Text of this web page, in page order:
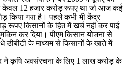
केवल 12 हजार करोड़ रूपए था जो आज कई
किया गया है। पहले कभी भी केंद्र
रूपए किसानों के हित में खर्च नहीं कर पाई
कर दिया। पीएम किसान योजना से
के माध्यम से किसानों के खाते में
ने कृषि अवसंरचना के लिए 1 लाख करोड़ के